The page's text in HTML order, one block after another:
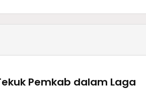
Pemkab dalam Laga